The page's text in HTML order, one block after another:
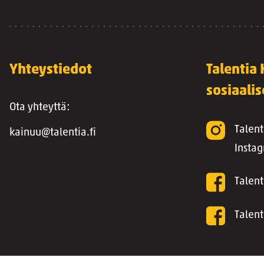
Yhteystiedot
Ota yhteyttä:
kainuu@talentia.fi
Talentia